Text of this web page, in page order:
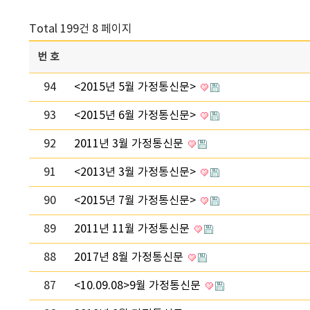
Total 199건 8 페이지
번호
94 <2015년 5월 가정통신문>
93 <2015년 6월 가정통신문>
92 2011년 3월 가정통신문
91 <2013년 3월 가정통신문>
90 <2015년 7월 가정통신문>
89 2011년 11월 가정통신문
88 2017년 8월 가정통신문
87 <10.09.08>9월 가정통신문